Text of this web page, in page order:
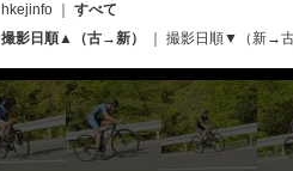
hkejinfo
すべて
撮影日順▲（古→新）
撮影日順▼（新→古